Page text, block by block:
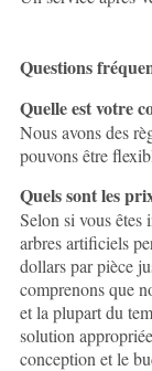
Questions
Quelle est votre
Nous avons des
pouvons être
Quels sont les
Selon si vous êtes
arbres artificiels
dollars par pièce
comprenons que
et la plupart du
solution
conception et le